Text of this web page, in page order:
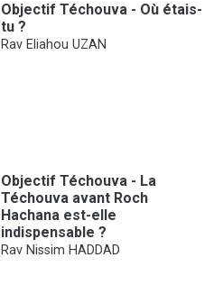
Objectif Téchouva - Où étais-
tu ?
Rav Eliahou UZAN
Objectif Téchouva - La
Téchouva avant Roch
Hachana est-elle
indispensable ?
Rav Nissim HADDAD